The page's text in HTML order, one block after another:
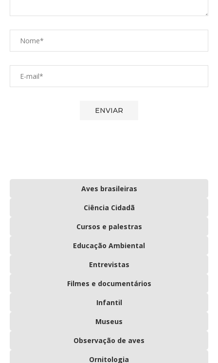
Aves brasileiras
Ciência Cidadã
Cursos e palestras
Educação Ambiental
Entrevistas
Filmes e documentários
Infantil
Museus
Observação de aves
Ornitologia